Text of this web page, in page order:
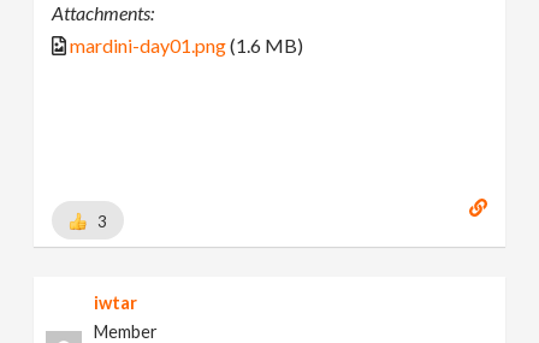
Attachments:
mardini-day01.png(1.6 MB)
3
iwtar
Member